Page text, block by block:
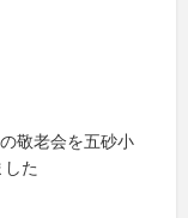
敬老会を五砂小
た